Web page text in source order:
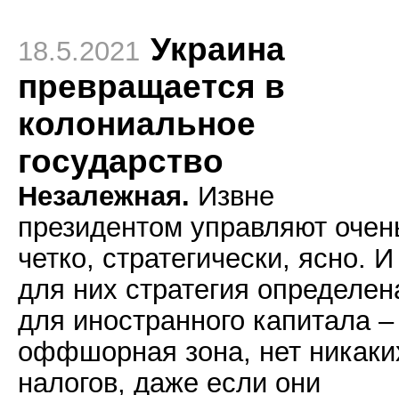
18.5.2021 Украина
превращается в
колониальное
государство
Незалежная. Извне
президентом управляют
четко, стратегически, ясно. И
для них стратегия
для иностранного капитала –
оффшорная зона, нет
налогов, даже если они